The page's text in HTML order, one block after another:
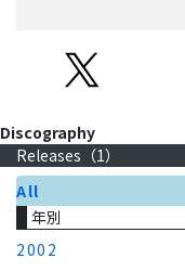
Discography
Releases（1）
All
年別
2002